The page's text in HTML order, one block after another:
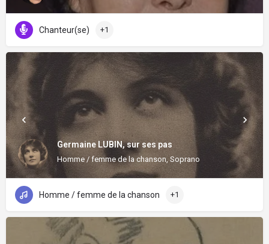
Chanteur(se) +1
Germaine LUBIN, sur ses pas
Homme / femme de la chanson, Soprano
Homme / femme de la chanson +1